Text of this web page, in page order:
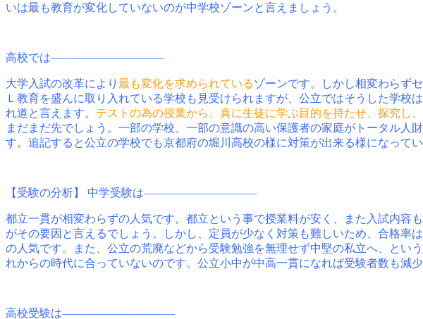
いは最も教育が変化していないのが中学校ゾーンと言えましょう。
高校では――――――――――
大学入試の改革により 最も変化を求められているゾーンです。しかし相変わらず
Ｌ教育を盛んに取り入れている学校も見受けられますが、公立ではそうした学
れ道と言えます。 テストの為の授業から、真に生徒に学ぶ目的を持たせ、探究し
まだまだ先でしょう。一部の学校、一部の意識の高い保護者の家庭がトータル
す。追記すると公立の学校でも京都府の堀川高校の様に対策が出来る様になって
【受験の分析】 中学受験は――――――――――
都立一貫が相変わらずの人気です。都立という事で授業料が安く、また入試内
がその要因と言えるでしょう。しかし、定員が少なく対策も難しいため、合
の人気です。また、公立の荒廃などから受験勉強を無理せず中堅の私立へ、とい
れからの時代に合っていないのです。公立小中が中高一貫になれば受験者数も減少
高校受験は――――――――――